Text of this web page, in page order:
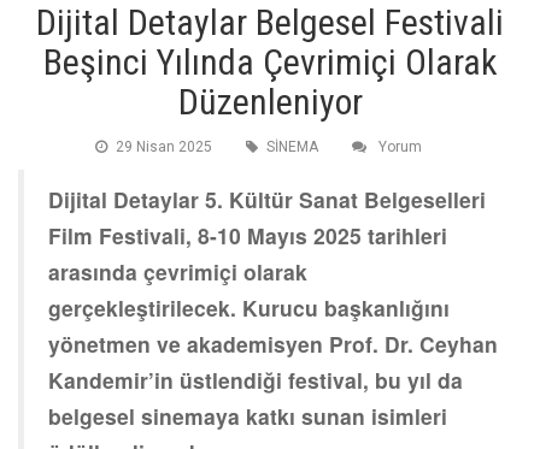
Dijital Detaylar Belgesel Festivali
Beşinci Yılında Çevrimiçi Olarak
Düzenleniyor
29 Nisan 2025 SİNEMA Yorum
Dijital Detaylar 5. Kültür Sanat Belgeselleri
Film Festivali, 8-10 Mayıs 2025 tarihleri
arasında çevrimiçi olarak
gerçekleştirilecek. Kurucu başkanlığını
yönetmen ve akademisyen Prof. Dr. Ceyhan
Kandemir’in üstlendiği festival, bu yıl da
belgesel sinemaya katkı sunan isimleri